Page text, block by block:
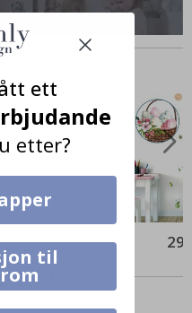
sammen
ett
etter?
til